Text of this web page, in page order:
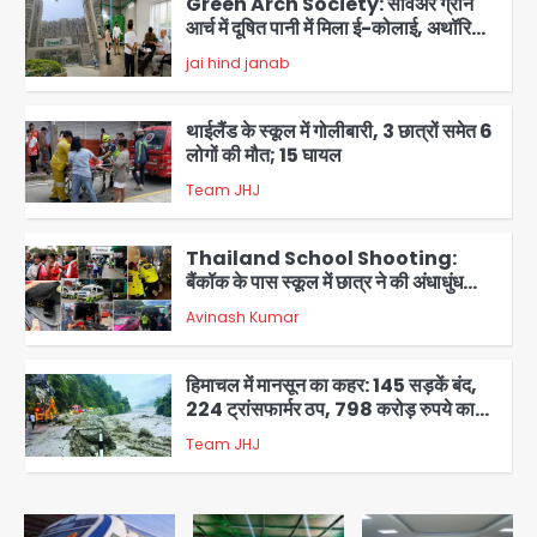
2
आर्च में दूषित पानी में मिला ई-कोलाई, अथॉरिटी
ने शुरू की सैंपलिंग जांच
jai hind janab
3
थाईलैंड के स्कूल में गोलीबारी, 3 छात्रों समेत 6
लोगों की मौत; 15 घायल
Team JHJ
4
Thailand School Shooting:
बैंकॉक के पास स्कूल में छात्र ने की अंधाधुंध
फायरिंग, हमलावर सहित सात की मौत, 15
घायल
Avinash Kumar
5
हिमाचल में मानसून का कहर: 145 सड़कें बंद,
224 ट्रांसफार्मर ठप, 798 करोड़ रुपये का
नुकसान
Team JHJ
Patna violence: पटना में सड़क हादसे में